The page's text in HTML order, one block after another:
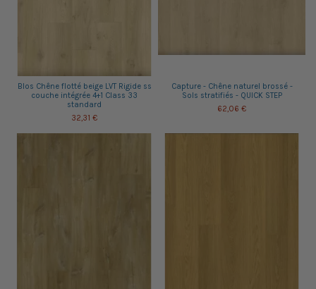
Blos Chêne flotté beige LVT Rigide ss
couche intégrée 4+1 Class 33
standard
32,31 €
Capture - Chêne naturel brossé -
Sols stratifiés - QUICK STEP
62,06 €